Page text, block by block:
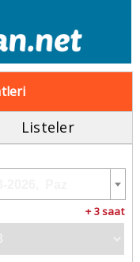
Listeler
+ 3 saat